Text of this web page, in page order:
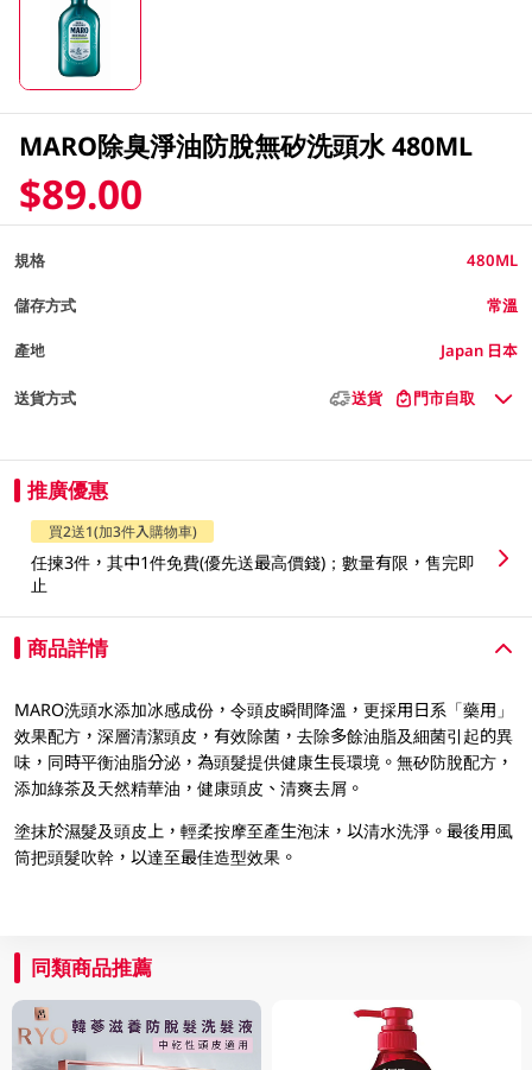
MARO除臭淨油防脫無矽洗頭水 480ML
$89.00
規格 480ML
儲存方式 常溫
產地 Japan 日本
送貨方式 送貨 門市自取
推廣優惠
買2送1(加3件入購物車)
任揀3件，其中1件免費(優先送最高價錢)；數量有限，售完即
止
商品詳情
MARO洗頭水添加冰感成份，令頭皮瞬間降溫，更採用日系「藥用」
效果配方，深層清潔頭皮，有效除菌，去除多餘油脂及細菌引起的異
味，同時平衡油脂分泌，為頭髮提供健康生長環境。無矽防脫配方，
添加綠茶及天然精華油，健康頭皮、清爽去屑。
塗抹於濕髮及頭皮上，輕柔按摩至產生泡沫，以清水洗淨。最後用風
筒把頭髮吹幹，以達至最佳造型效果。
同類商品推薦